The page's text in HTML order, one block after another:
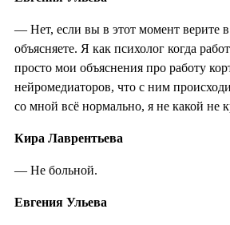
— Нет, если вы в этот момент верите
объясняете. Я как психолог когда
просто мои объяснения про работу
нейромедиаторов, что с ним
со мной всё нормально, я не какой не
Кира Лаврентьева
— Не больной.
Евгения Ульева